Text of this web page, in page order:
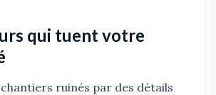
qui tuent votre
ruinés par des détails